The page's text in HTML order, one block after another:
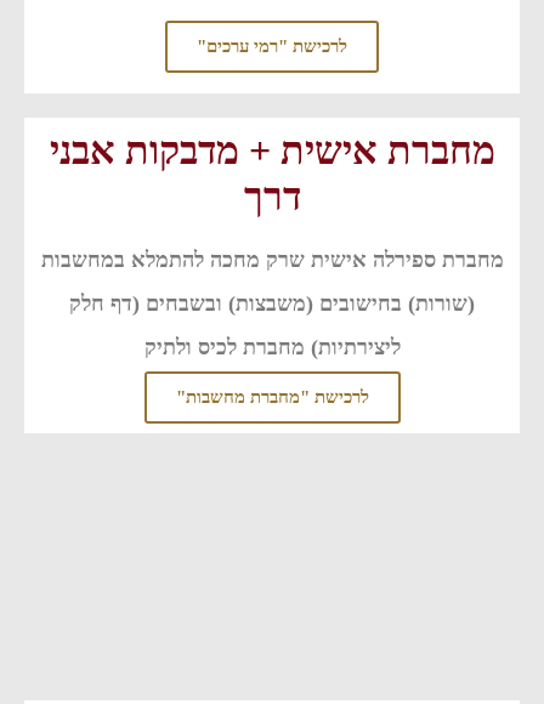
לרכישת "רמי ערכים"
מחברת אישית + מדבקות אבני
דרך
מחברת ספירלה אישית שרק מחכה להתמלא במחשבות
(שורות) בחישובים (משבצות) ובשבחים (דף חלק
ליצירתיות) מחברת לכיס ולתיק
לרכישת "מחברת מחשבות"